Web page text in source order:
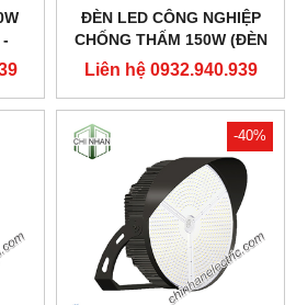
-
ĐÈN LED CÔNG NGHIỆP
CHỐNG THẤM 150W (ĐÈN
HIGHBAY NHÀ XƯỞNG) -
DDB150 - DUHAL
Liên hệ 0932.940.939
-40%